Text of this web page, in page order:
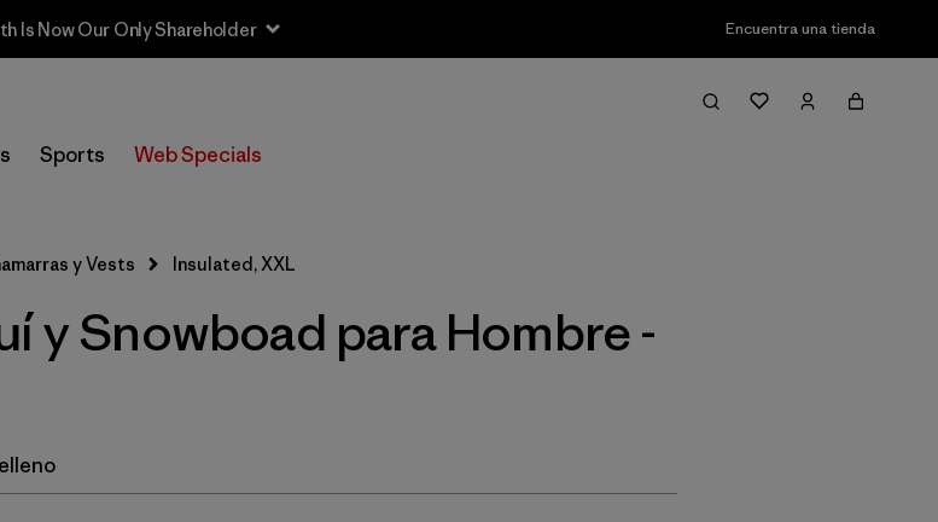
Is Now Our Only Shareholder Encuentra una tienda
Sports Web Specials
Filter & Sort
y Vests Insulated, XXL
y Snowboad para Hombre -